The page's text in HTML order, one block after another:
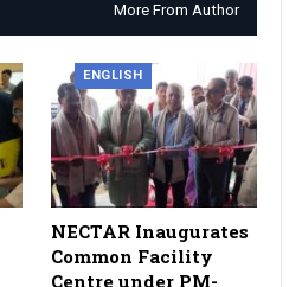
More From Author
ENGLISH
NECTAR Inaugurates
Common Facility
Centre under PM-